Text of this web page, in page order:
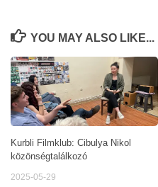
YOU MAY ALSO LIKE...
Kurbli Filmklub: Cibulya Nikol
közönségtalálkozó
2025-05-29